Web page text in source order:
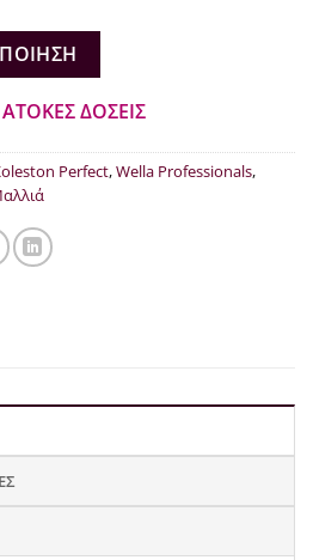
ΔΟΣΕΙΣ
Perfect,Wella Professionals,